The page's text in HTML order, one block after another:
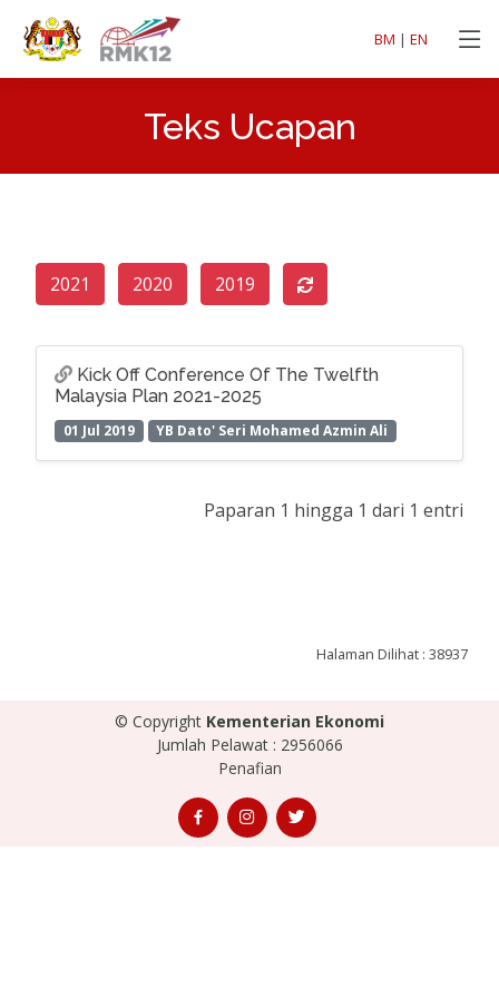
BM | EN
Teks Ucapan
2021 2020 2019
Kick Off Conference Of The Twelfth
Malaysia Plan 2021-2025
01 Jul 2019 YB Dato' Seri Mohamed Azmin Ali
Paparan 1 hingga 1 dari 1 entri
Halaman Dilihat : 38937
© Copyright Kementerian Ekonomi
Jumlah Pelawat : 2956066
Penafian